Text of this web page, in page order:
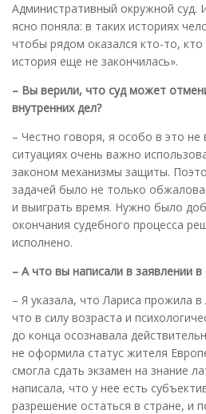
Административный окружной суд.
ясно поняла: в таких историях
чтобы рядом оказался кто-то,
история еще не закончилась».
– Вы верили, что суд может
внутренних дел?
– Честно говоря, я особо в это не
ситуациях очень важно
законом механизмы защиты.
задачей было не только
и выиграть время. Нужно было
окончания судебного процесса
исполнено.
– А что вы написали в заявлении в
– Я указала, что Лариса прожила
что в силу возраста и
до конца осознавала
не оформила статус жителя
смогла сдать экзамен на знание
написала, что у нее есть
разрешение остаться в стране, и